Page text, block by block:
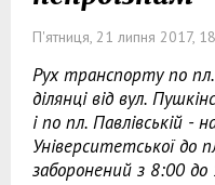
П'ятниця, 21 липня 2017,
Рух транспорту по
ділянці від вул.
і по пл. Павлівській -
Університетської до
заборонений з 8:00